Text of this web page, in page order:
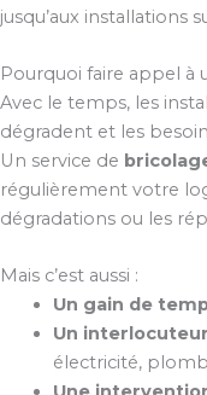
jusqu’aux installations
Pourquoi faire appel à
Avec le temps, les
dégradent et les
Un service de
régulièrement votre
dégradations ou les
Mais c’est aussi :
Un gain de
Un
électricité,